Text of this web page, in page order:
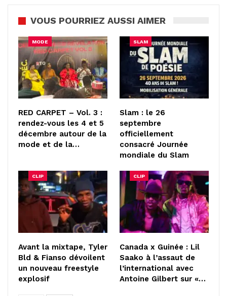
VOUS POURRIEZ AUSSI AIMER
MODE
RED CARPET – Vol. 3 :
rendez-vous les 4 et 5
décembre autour de la
mode et de la…
SLAM
Slam : le 26
septembre
officiellement
consacré Journée
mondiale du Slam
CLIP
Avant la mixtape, Tyler
Bld & Fianso dévoilent
un nouveau freestyle
explosif
CLIP
Canada x Guinée : Lil
Saako à l’assaut de
l’international avec
Antoine Gilbert sur «…